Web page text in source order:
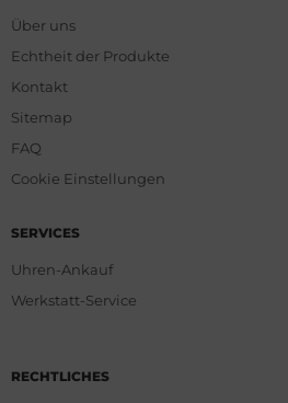
Über uns
Echtheit der Produkte
Kontakt
Sitemap
FAQ
Cookie Einstellungen
SERVICES
Uhren-Ankauf
Werkstatt-Service
RECHTLICHES